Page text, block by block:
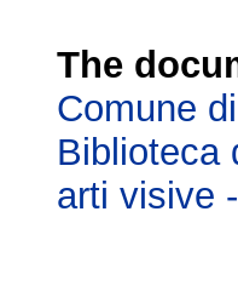
The
Comune
Biblioteca
arti visive